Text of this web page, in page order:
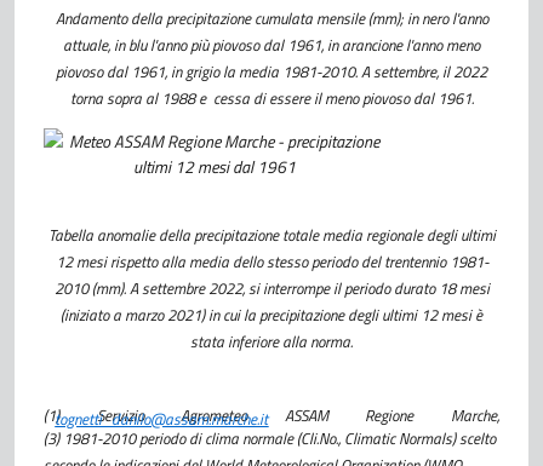
Andamento della precipitazione cumulata mensile (mm); in nero l'anno
attuale, in blu l'anno più piovoso dal 1961, in arancione l'anno meno
piovoso dal 1961, in grigio la media 1981-2010. A settembre, il 2022
torna sopra al 1988 e cessa di essere il meno piovoso dal 1961.
Tabella anomalie della precipitazione totale media regionale degli ultimi
12 mesi rispetto alla media dello stesso periodo del trentennio 1981-
2010 (mm). A settembre 2022, si interrompe il periodo durato 18 mesi
(iniziato a marzo 2021) in cui la precipitazione degli ultimi 12 mesi è
stata inferiore alla norma.
(1) Servizio Agrometeo ASSAM Regione Marche,
tognetti_danilo@assam.marche.it
(3) 1981-2010 periodo di clima normale (Cli.No., Climatic Normals) scelto